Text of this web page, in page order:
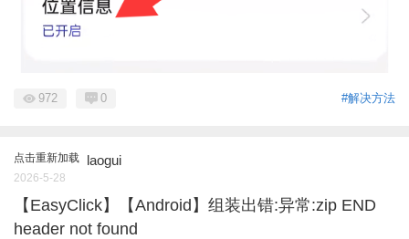
#解决方法
972 0
点击重新加载 laogui
2026-5-28
【EasyClick】【Android】组装出错:异常:zip END
header not found